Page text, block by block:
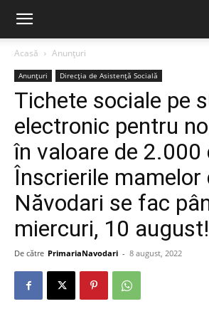
Acasă Anunțuri
Anunțuri Direcția de Asistență Socială
Tichete sociale pe
electronic pentru
în valoare de 2.000
Înscrierile mamelor
Năvodari se fac
miercuri, 10 august!
De către PrimariaNavodari - 8 august, 2022